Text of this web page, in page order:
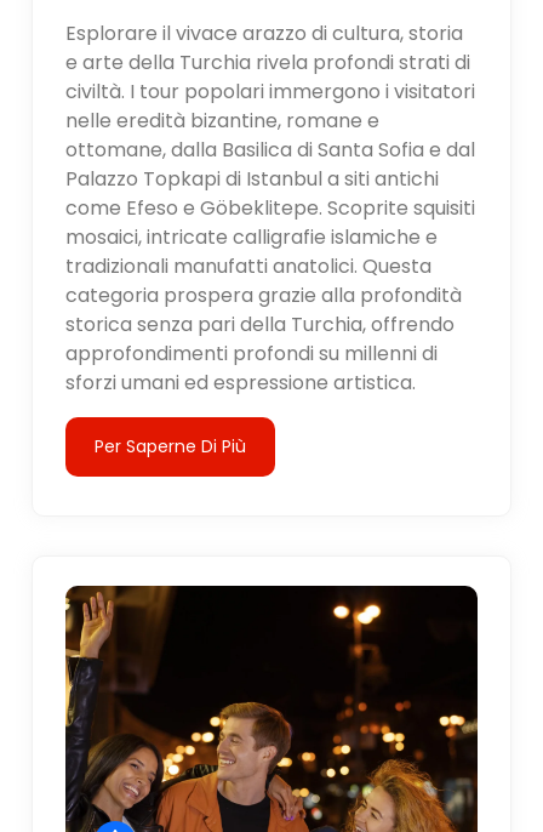
Esplorare il vivace arazzo di cultura, storia
e arte della Turchia rivela profondi strati di
civiltà. I tour popolari immergono i visitatori
nelle eredità bizantine, romane e
ottomane, dalla Basilica di Santa Sofia e dal
Palazzo Topkapi di Istanbul a siti antichi
come Efeso e Göbeklitepe. Scoprite squisiti
mosaici, intricate calligrafie islamiche e
tradizionali manufatti anatolici. Questa
categoria prospera grazie alla profondità
storica senza pari della Turchia, offrendo
approfondimenti profondi su millenni di
sforzi umani ed espressione artistica.
Per Saperne Di Più